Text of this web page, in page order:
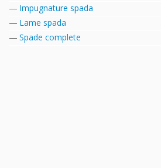
Impugnature spada
Lame spada
Spade complete